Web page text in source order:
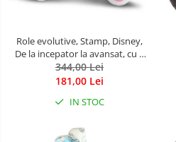
Role evolutive, Stamp, Disney,
De la incepator la avansat, cu 3
roti, Ajustabile, Inchidere prin
velcro, cu frana, Marime 27-30,
344,00 Lei
181,00 Lei
IN STOC